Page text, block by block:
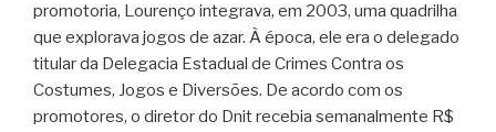
promotoria, Lourenço integrava, em 2003, uma quadrilha
que explorava jogos de azar. À época, ele era o delegado
titular da Delegacia Estadual de Crimes Contra os
Costumes, Jogos e Diversões. De acordo com os
promotores, o diretor do Dnit recebia semanalmente R$